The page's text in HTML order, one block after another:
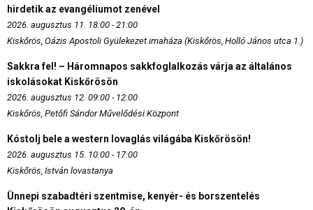
hirdetik az evangéliumot zenével
2026. augusztus 11. 18:00 - 21:00
Kiskőrös, Oázis Apostoli Gyülekezet imaháza (Kiskőrös, Holló János utca 1.)
Sakkra fel! – Háromnapos sakkfoglalkozás várja az általános
iskolásokat Kiskőrösön
2026. augusztus 12. 09:00 - 12:00
Kiskőrös, Petőfi Sándor Művelődési Központ
Kóstolj bele a western lovaglás világába Kiskőrösön!
2026. augusztus 15. 10:00 - 17:00
Kiskőrös, István lovastanya
Ünnepi szabadtéri szentmise, kenyér- és borszentelés